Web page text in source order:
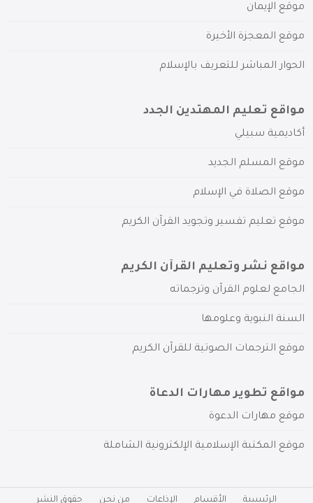
موقع الإيمان
موقع المعجزة الأخيرة
الحوار المباشر للتعريف بالإسلام
مواقع تعليم المهتدين الجدد
أكاديمية سبيلي
موقع المسلم الجديد
موقع الصلاة في الإسلام
موقع تعليم تفسير وتجويد القرآن الكريم
مواقع نشر وتعليم القرآن الكريم
الجامع لعلوم القرآن وترجماته
السنة النبوية وعلومها
موقع الترجمات الصوتية للقرآن الكريم
مواقع تطوير مهارات الدعاة
موقع مهارات الدعوة
موقع المكتبة الإسلامية الإلكترونية الشاملة
الرئيسية الأقسام الإذاعات من نحن حقوق النشر